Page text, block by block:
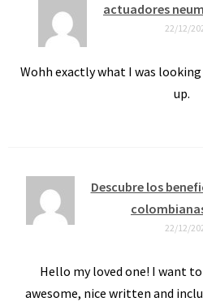
actuadores
22/12/
Wohh exactly what I was
up.
Descubre los
22/12/
Hello my loved one! I want
awesome, nice written and